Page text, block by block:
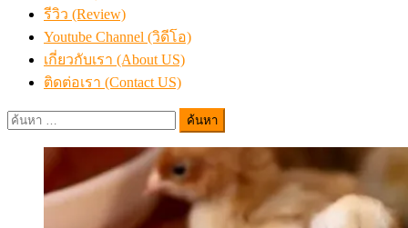
รีวิว (Review)
Youtube Channel (วิดีโอ)
เกี่ยวกับเรา (About US)
ติดต่อเรา (Contact US)
ค้นหา